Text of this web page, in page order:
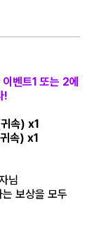
벤트1 또는 2에
!
속) x1
속) x1
님
보상을 모두